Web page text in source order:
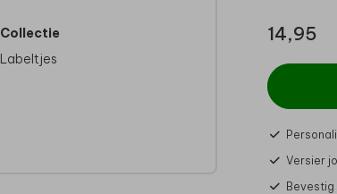
Collectie
Labeltjes
14,95
Versier